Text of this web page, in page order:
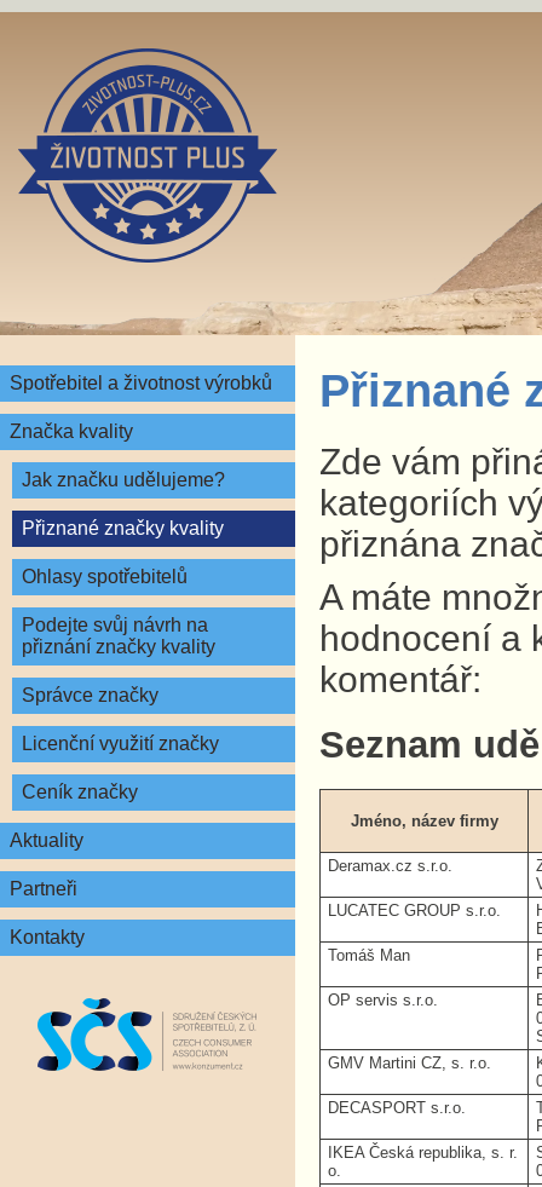
Spotřebitel a životnost výrobků
Značka kvality
Jak značku udělujeme?
Přiznané značky kvality
Ohlasy spotřebitelů
Podejte svůj návrh na
přiznání značky kvality
Správce značky
Licenční využití značky
Ceník značky
Aktuality
Partneři
Kontakty
Přiznané
Zde vám
kategoriích
přiznána
A máte
hodnocení a
komentář:
Seznam
Jméno, název firmy
Deramax.cz s.r.o.
LUCATEC GROUP s.r.o.
Tomáš Man
OP servis s.r.o.
GMV Martini CZ, s. r.o.
DECASPORT s.r.o.
IKEA Česká republika, s. r.
o.